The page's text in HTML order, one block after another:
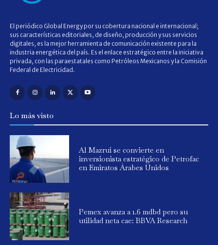
El periódico Global Energy por su cobertura nacional e internacional;
sus características editoriales, de diseño, producción y sus servicios
digitales, es la mejor herramienta de comunicación existente para la
industria energética del país. Es el enlace estratégico entre la iniciativa
privada, con las paraestatales como Petróleos Mexicanos y la Comisión
Federal de Electricidad.
Lo más visto
Al Mazrui se convierte en
inversionista estratégico de Petrofac
en Emiratos Árabes Unidos
Pemex avanza a 1.6 mdbd pero su
utilidad neta cae: BBVA Research